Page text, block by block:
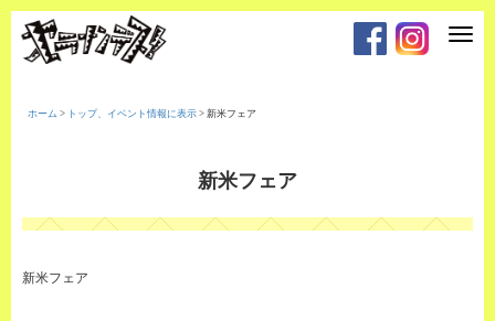
T
t
i
ホーム > トップ、イベント情報に表示 > 新米フェア
新米フェア
新米フェア